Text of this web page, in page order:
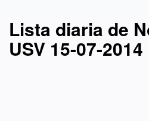
Lista diaria de
USV 15-07-2014